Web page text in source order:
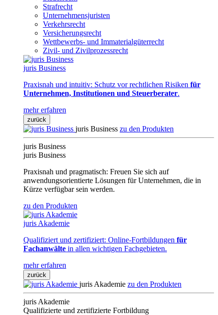
Strafrecht
Unternehmensjuristen
Verkehrsrecht
Versicherungsrecht
Wettbewerbs- und Immaterialgüterrecht
Zivil- und Zivilprozessrecht
juris Business
Praxisnah und intuitiv: Schutz vor rechtlichen Risiken für
Unternehmen, Institutionen und Steuerberater.
mehr erfahren
zurück
juris Business zu den Produkten
juris Business
juris Business
Praxisnah und pragmatisch: Freuen Sie sich auf
anwendungsorientierte Lösungen für Unternehmen, die in
Kürze verfügbar sein werden.
zu den Produkten
juris Akademie
Qualifiziert und zertifiziert: Online-Fortbildungen für
Fachanwälte in allen wichtigen Fachgebieten.
mehr erfahren
zurück
juris Akademie zu den Produkten
juris Akademie
Qualifizierte und zertifizierte Fortbildung